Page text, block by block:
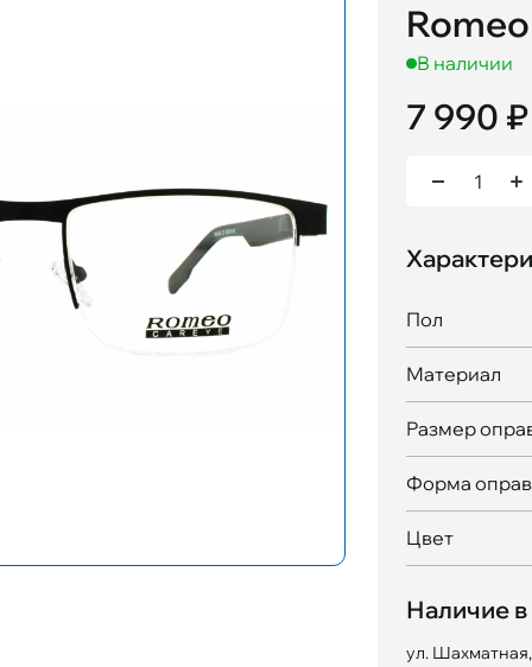
В наличии
7 990 ₽
Пол
Материал
Размер
Форма
Цвет
Наличие в
ул.